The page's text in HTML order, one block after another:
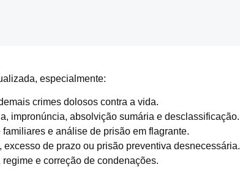
especialmente:
crimes dolosos contra a vida.
impronúncia, absolvição sumária e desclassificação.
e análise de prisão em flagrante.
de prazo ou prisão preventiva desnecessária.
e correção de condenações.